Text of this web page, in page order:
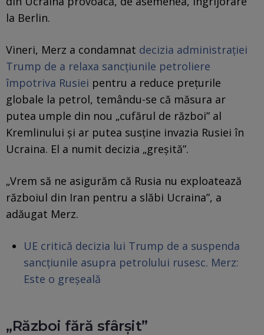
la Berlin.
Vineri, Merz a condamnat decizia administrației
Trump de a relaxa sancțiunile petroliere
împotriva Rusiei pentru a reduce prețurile
globale la petrol, temându-se că măsura ar
putea umple din nou „cufărul de război” al
Kremlinului și ar putea susține invazia Rusiei în
Ucraina. El a numit decizia „greșită”.
„Vrem să ne asigurăm că Rusia nu exploatează
războiul din Iran pentru a slăbi Ucraina”, a
adăugat Merz.
UE critică decizia lui Trump de a suspenda
sancțiunile asupra petrolului rusesc. Merz:
Este o greșeală
„Război fără sfârșit”